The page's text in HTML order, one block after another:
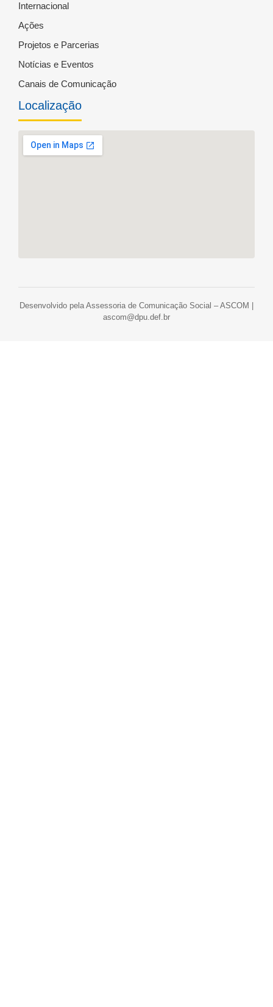
Internacional
Ações
Projetos e Parcerias
Notícias e Eventos
Canais de Comunicação
Localização
Desenvolvido pela Assessoria de Comunicação Social – ASCOM |
ascom@dpu.def.br